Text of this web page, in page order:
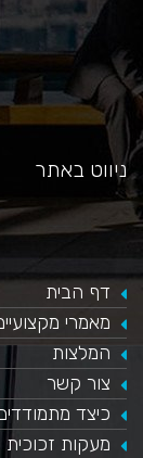
ניווט באתר
דף הבית
מאמרי
המלצות
צור קשר
כיצד
​מעקות זכוכית